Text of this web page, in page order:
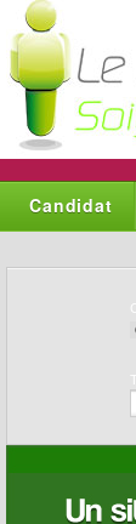
Candidat